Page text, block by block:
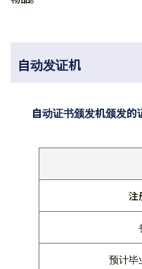
自动发证机
自动证书颁发机颁发的
注
预计毕